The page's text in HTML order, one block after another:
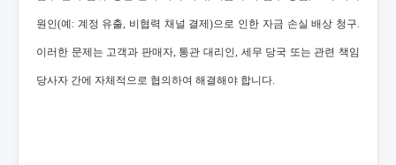
원인(예: 계정 유출, 비협력 채널 결제)으로 인한 자금 손실 배상 청구.
이러한 문제는 고객과 판매자, 통관 대리인, 세무 당국 또는 관련 책임
당사자 간에 자체적으로 협의하여 해결해야 합니다.